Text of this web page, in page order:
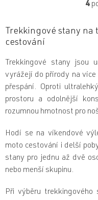
4
Trekkingové stany
cestování
Trekkingové stany jsou
vyrážejí do přírody na
přespání. Oproti
prostoru a odolnější
rozumnou hmotnost pro
Hodí se na víkendové
moto cestování i delší
stany pro jednu až dvě
nebo menší skupinu.
Při výběru trekkingového